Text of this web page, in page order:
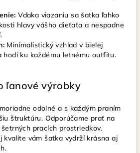
Vďaka viazaniu sa šatka ľahko
hlavy vášho dieťaťa a nespadne
Minimalistický vzhľad v bielej
hodí ku každému letnému outfitu.
ľanové výrobky
odolné a s každým praním
štruktúru. Odporúčame prať na
pracích prostriedkov.
kvalite vám šatka vydrží krásna aj